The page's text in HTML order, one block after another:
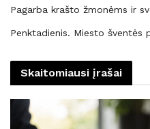
Pagarba krašto žmonėms ir
Penktadienis. Miesto šventės
Skaitomiausi įrašai